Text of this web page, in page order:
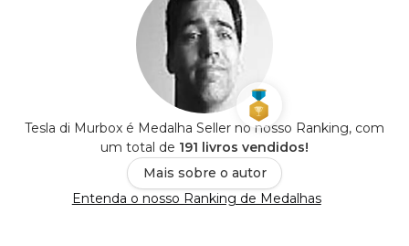
Tesla di Murbox é Medalha Seller no nosso Ranking, com
um total de 191 livros vendidos!
Mais sobre o autor
Entenda o nosso Ranking de Medalhas